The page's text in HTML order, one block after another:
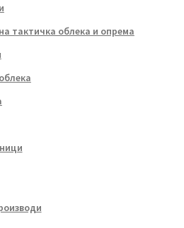
тактичка облека и опрема